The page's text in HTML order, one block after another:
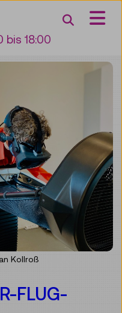
Suche
bis 18:00
Kollroß
FLUG-